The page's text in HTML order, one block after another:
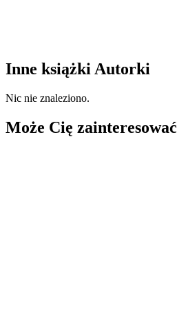
Inne książki Autorki
Nic nie znaleziono.
Może Cię zainteresować